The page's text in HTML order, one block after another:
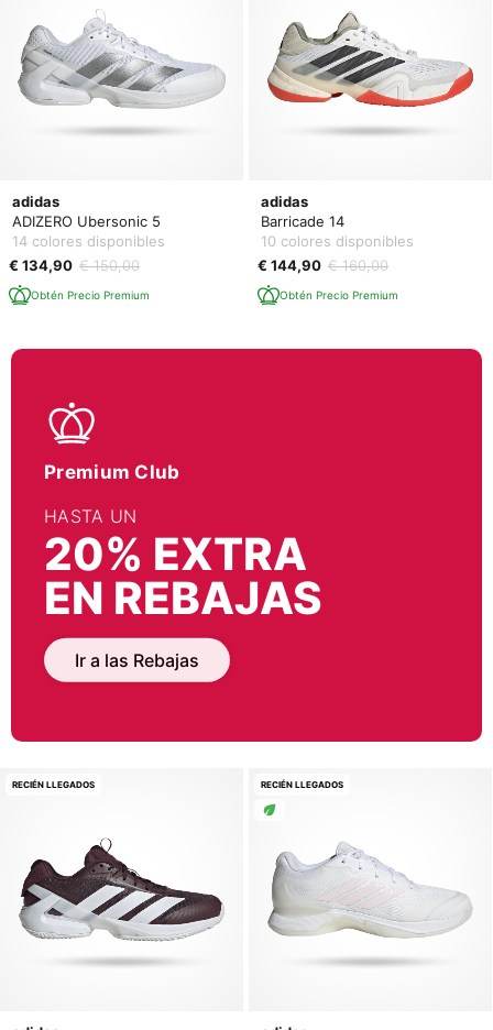
adidas
ADIZERO Ubersonic 5
14 colores disponibles
€ 134,90 € 150,00
Obtén Precio Premium
adidas
Barricade 14
10 colores disponibles
€ 144,90 € 160,00
Obtén Precio Premium
Premium Club
HASTA UN
20% EXTRA
EN REBAJAS
Ir a las Rebajas
RECIÉN LLEGADOS RECIÉN LLEGADOS